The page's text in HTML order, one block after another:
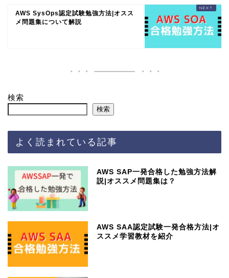
AWS SysOps認定試験勉強方法|オスス
メ問題集について解説
検索
検索
よく読まれている記事
AWS SAP一発合格した勉強方法解
説|オススメ問題集は？
AWS SAA認定試験一発合格方法|オ
ススメ学習教材を紹介